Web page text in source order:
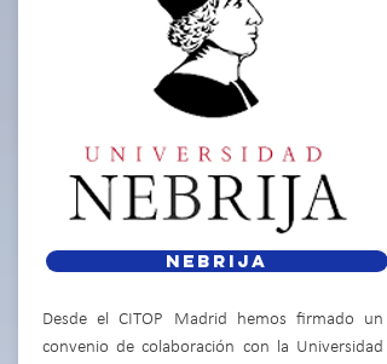
nebrija
Desde el CITOP Madrid hemos firmado un
convenio de colaboración con la Universidad